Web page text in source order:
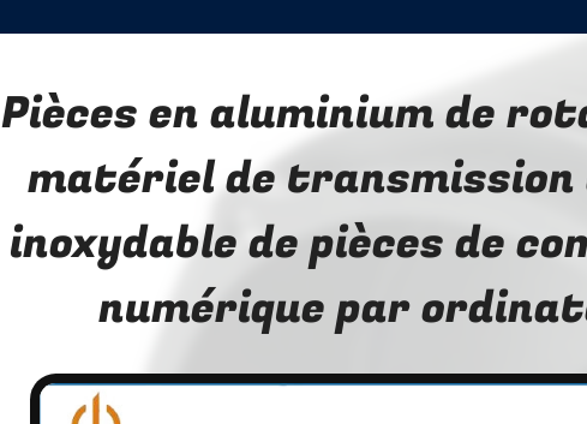
Pièces en aluminium de
matériel de transmission
inoxydable de pièces de
numérique par